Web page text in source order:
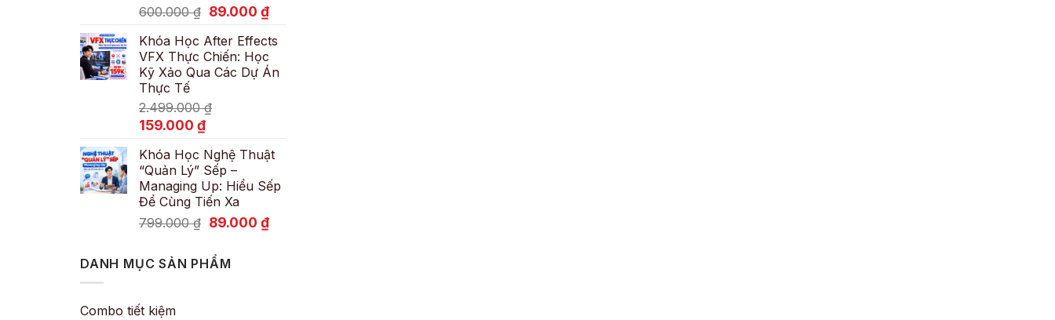
600.000₫ Giá
là:
600.000 ₫.
89.000 ₫Giá
tại
là:
89.000 ₫.
Khóa Học After Effects
VFX Thực Chiến: Học
Kỹ Xảo Qua Các Dự Án
Thực Tế
2.499.000₫
Giá
là:
2.499.000 ₫.
159.000 ₫Giá
tại
là:
159.000 ₫.
Khóa Học Nghệ Thuật
“Quản Lý” Sếp –
Managing Up: Hiểu Sếp
Để Cùng Tiến Xa
799.000₫ Giá
là:
799.000 ₫.
89.000 ₫Giá
DANH MỤC SẢN PHẨM
Combo tiết kiệm